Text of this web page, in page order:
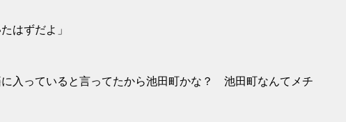
はずだよ」
入っていると言ってたから池田町かな？ 池田町なんてメチ